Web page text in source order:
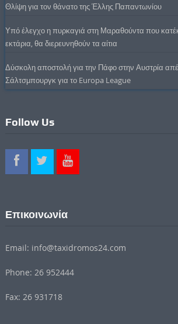
Θλίψη για τον θάνατο της Έλλης Παπαντωνίου
Υπό έλεγχο η πυρκαγιά στη Μαραθούντα που
εκτάρια, θα διερευνηθούν τα αίτια
Δύσκολη αποστολή για την Πάφο στην Αυστρία
Σάλτσμπουργκ για το Europa League
Follow Us
Επικοινωνία
Email: info@taxidromos24.com
Phone: 26 952444
Fax: 26 931718